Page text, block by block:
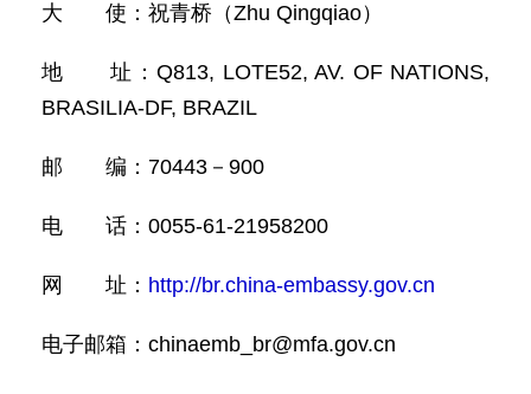
大 使：祝青桥（Zhu Qingqiao）
地 址：Q813, LOTE52, AV. OF NATIONS,
BRASILIA-DF, BRAZIL
邮 编：70443－900
电 话：0055-61-21958200
网 址： http://br.china-embassy.gov.cn
电子邮箱：chinaemb_br@mfa.gov.cn